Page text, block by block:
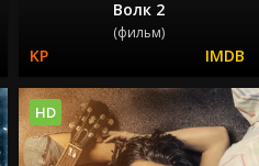
Волк 2
(фильм)
HD